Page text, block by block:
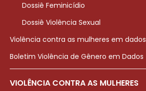
Dossiê Feminicídio
Dossiê Violência Sexual
Violência contra as mulheres em dados
Boletim Violência de Gênero em Dados
VIOLÊNCIA CONTRA AS MULHERES